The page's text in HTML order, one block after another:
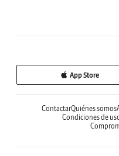
App Store
ContactarQuiénes somos
Condiciones de